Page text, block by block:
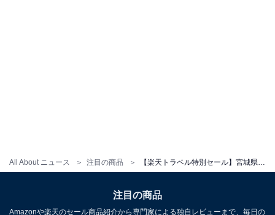
All About ニュース 注目の商品
注目の商品
Amazonや楽天のセール商品紹介から専門家による独自レビューまで、毎日の